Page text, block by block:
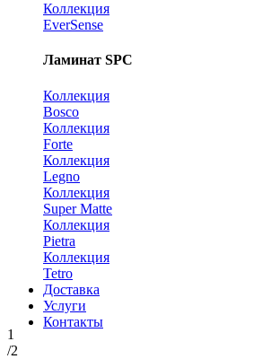
Коллекция
EverSense
Ламинат SPC
Коллекция
Bosco
Коллекция
Forte
Коллекция
Legno
Коллекция
Super Matte
Коллекция
Pietra
Коллекция
Tetro
Доставка
Услуги
Контакты
1
/2